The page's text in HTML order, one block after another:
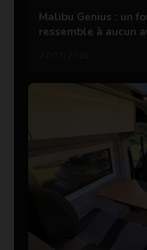
Malibu Genius : un
ressemble à aucun